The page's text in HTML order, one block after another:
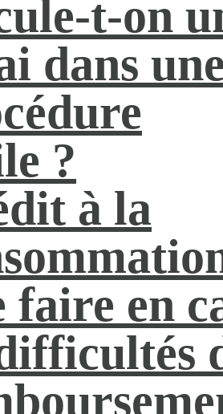
t-on
dans
?
à la
faire en